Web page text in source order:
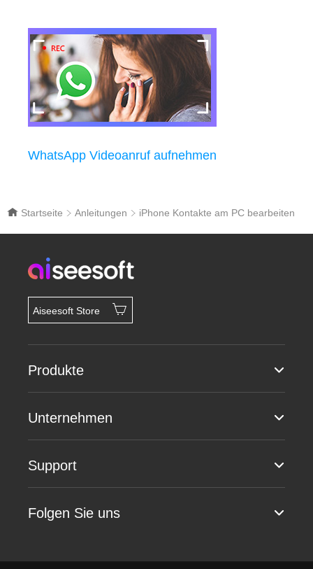
WhatsApp Videoanruf aufnehmen
Startseite Anleitungen iPhone Kontakte am PC bearbeiten
Aiseesoft Store
Produkte
Unternehmen
Support
Folgen Sie uns